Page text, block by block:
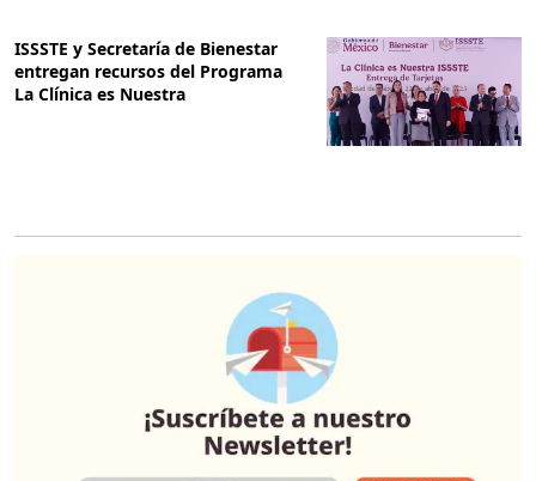
ISSSTE y Secretaría de Bienestar
entregan recursos del Programa
La Clínica es Nuestra